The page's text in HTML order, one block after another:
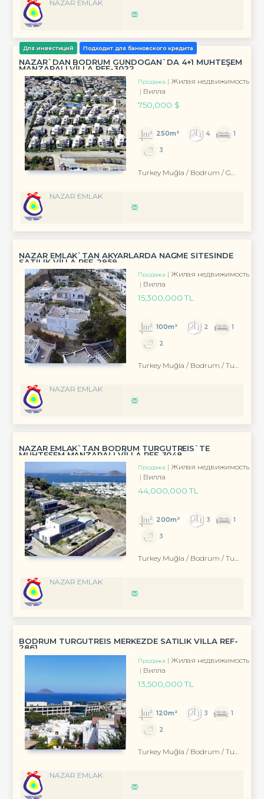
NAZAR EMLAK
Для инвестиций Подходит для банковского кредита
NAZAR`DAN BODRUM GÜNDOĞAN`DA 4+1 MUHTEŞEM
MANZARALI VİLLA REF-3022
Продажа
Жилая недвижимость
Вилла
750,000 $
250m² 4
1
3
Turkey Muğla / Bodrum / Gündoğan
NAZAR EMLAK
NAZAR EMLAK`TAN AKYARLARDA NAĞME SİTESİNDE
SATILIK VİLLA REF-2959
Продажа
Жилая недвижимость
Вилла
15,300,000 TL
100m² 2
1
2
Turkey Muğla / Bodrum / Turgutreis
NAZAR EMLAK
NAZAR EMLAK`TAN BODRUM TURGUTREİS`TE
MUHTEŞEM MANZARALI VİLLA REF-3048
Продажа
Жилая недвижимость
Вилла
44,000,000 TL
200m² 3
1
3
Turkey Muğla / Bodrum / Turgutreis
NAZAR EMLAK
BODRUM TURGUTREİS MERKEZDE SATILIK VİLLA REF-
2861
Продажа
Жилая недвижимость
Вилла
13,500,000 TL
120m² 3
1
2
Turkey Muğla / Bodrum / Turgutreis
NAZAR EMLAK